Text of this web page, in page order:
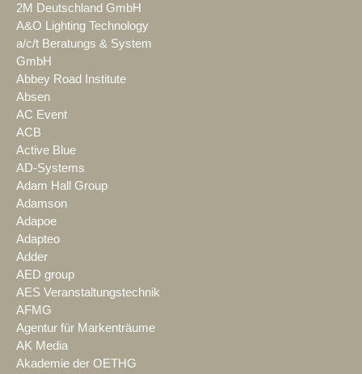
2M Deutschland GmbH
A&O Lighting Technology
a/c/t Beratungs & System
GmbH
Abbey Road Institute
Absen
AC Event
ACB
Active Blue
AD-Systems
Adam Hall Group
Adamson
Adapoe
Adapteo
Adder
AED group
AES Veranstaltungstechnik
AFMG
Agentur für Markenträume
AK Media
Akademie der OETHG